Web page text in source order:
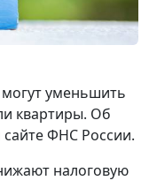
уменьшить
квартиры. Об
ФНС России.
налоговую